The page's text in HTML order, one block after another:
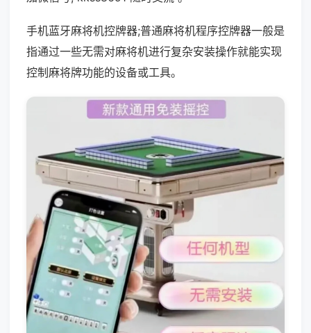
手机蓝牙麻将机控牌器;普通麻将机程序控牌器一般是
指通过一些无需对麻将机进行复杂安装操作就能实现
控制麻将牌功能的设备或工具。